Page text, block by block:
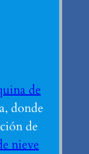
de
donde
de
nieve